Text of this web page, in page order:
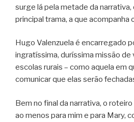
surge lá pela metade da narrativa,
principal trama, a que acompanha
Hugo Valenzuela é encarregado
ingratíssima, duríssima missão de
escolas rurais – como aquela em
comunicar que elas serão
Bem no final da narrativa, o
ao menos para mim e para Mary,